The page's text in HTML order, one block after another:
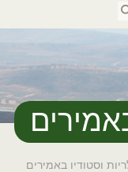
וסטודיו באמירים